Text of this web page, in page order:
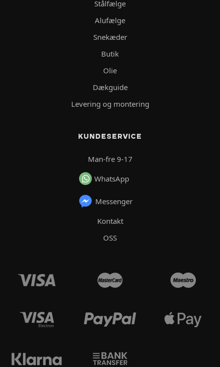
Stålfælge
Alufælge
Snekæder
Butik
Olie
Dækguide
Levering og montering
KUNDESERVICE
Man-fre 9-17
WhatsApp
Messenger
Kontakt
OSS